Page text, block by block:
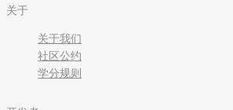
关于
关于我们
社区公约
学分规则